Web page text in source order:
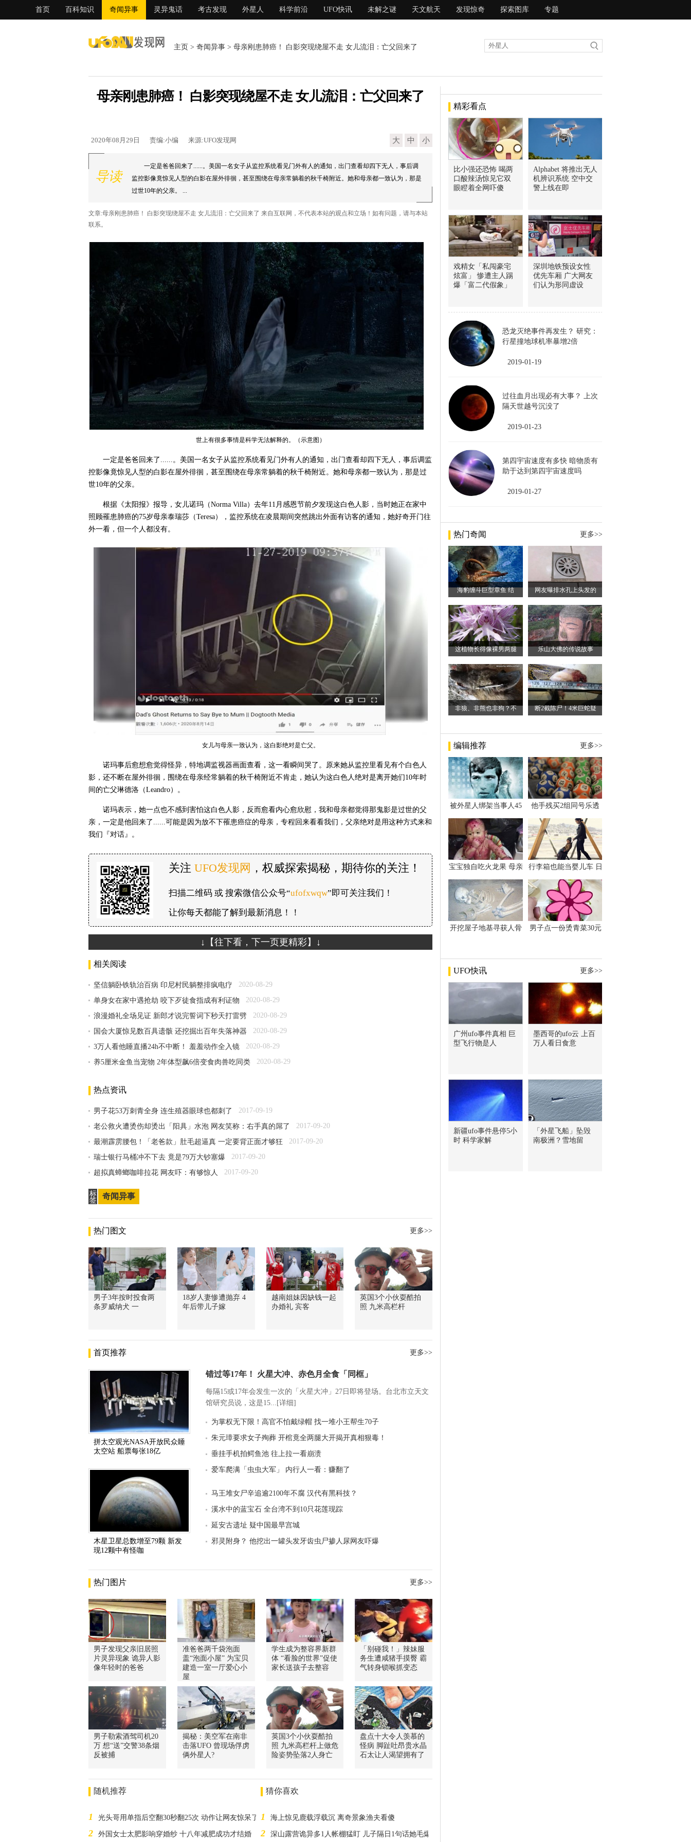
首页 百科知识 奇闻异事 灵异鬼话 考古发现 外星人 科学前沿 UFO快讯 未解之谜 天文航天 发现惊奇 探索图库 专题
主页 > 奇闻异事 > 母亲刚患肺癌！ 白影突现绕屋不走 女儿流泪：亡父回来了
母亲刚患肺癌！ 白影突现绕屋不走 女儿流泪：亡父回来了
2020年08月29日 责编:小编 来源:UFO发现网 大 中 小
导读
一定是爸爸回来了......。美国一名女子从监控系统看见门外有人的通知，出门查看却四下无人，事后调
监控影像竟惊见人型的白影在屋外徘徊，甚至围绕在母亲常躺着的秋千椅附近。她和母亲都一致认为，那是
过世10年的父亲。 ...
文章:母亲刚患肺癌！ 白影突现绕屋不走 女儿流泪：亡父回来了 来自互联网，不代表本站的观点和立场！如有问题，请与本站
联系。
世上有很多事情是科学无法解释的。（示意图）
一定是爸爸回来了......。美国一名女子从监控系统看见门外有人的通知，出门查看却四下无人，事后调监
控影像竟惊见人型的白影在屋外徘徊，甚至围绕在母亲常躺着的秋千椅附近。她和母亲都一致认为，那是过
世10年的父亲。
根据《太阳报》报导，女儿诺玛（Norma Villa）去年11月感恩节前夕发现这白色人影，当时她正在家中
照顾罹患肺癌的75岁母亲泰瑞莎（Teresa），监控系统在凌晨期间突然跳出外面有访客的通知，她好奇开门往
外一看，但一个人都没有。
女儿与母亲一致认为，这白影绝对是亡父。
诺玛事后愈想愈觉得怪异，特地调监视器画面查看，这一看瞬间哭了。原来她从监控里看见有个白色人
影，还不断在屋外徘徊，围绕在母亲经常躺着的秋千椅附近不肯走，她认为这白色人绝对是离开她们10年时
间的亡父琳德洛（Leandro）。
诺玛表示，她一点也不感到害怕这白色人影，反而愈看内心愈欣慰，我和母亲都觉得那鬼影是过世的父
亲，一定是他回来了......可能是因为放不下罹患癌症的母亲，专程回来看看我们，父亲绝对是用这种方式来和
我们『对话』。
关注 UFO发现网 ，权威探索揭秘，期待你的关注！
扫描二维码 或 搜索微信公众号“ufofxwqw”即可关注我们！
让你每天都能了解到最新消息！！
↓【往下看，下一页更精彩】↓
相关阅读
坚信躺卧铁轨治百病 印尼村民躺整排疯电疗 2020-08-29
单身女在家中遇抢劫 咬下歹徒食指成有利证物 2020-08-29
浪漫婚礼全场见证 新郎才说完誓词下秒天打雷劈 2020-08-29
国会大厦惊见数百具遗骸 还挖掘出百年失落神器 2020-08-29
3万人看他睡直播24h不中断！ 羞羞动作全入镜 2020-08-29
养5厘米金鱼当宠物 2年体型飙6倍变食肉兽吃同类 2020-08-29
热点资讯
男子花53万刺青全身 连生殖器眼球也都刺了 2017-09-19
老公救火遭烫伤却烫出「阳具」水泡 网友笑称：右手真的屌了 2017-09-20
最潮霹雳腰包！「老爸款」肚毛超逼真 一定要背正面才够狂 2017-09-20
瑞士银行马桶冲不下去 竟是79万大钞塞爆 2017-09-20
超拟真蟑螂咖啡拉花 网友吓：有够惊人 2017-09-20
标
签
奇闻异事
热门图文 更多>>
男子3年按时投食两
条罗威纳犬 一
18岁人妻惨遭抛弃 4
年后带儿子嫁
越南姐妹因缺钱一起
办婚礼 宾客
英国3个小伙耍酷拍
照 九米高栏杆
首页推荐 更多>>
拼太空观光NASA开放民众睡
太空站 船票每张18亿
木星卫星总数增至79颗 新发
现12颗中有怪咖
错过等17年！ 火星大冲、赤色月全食「同框」
每隔15或17年会发生一次的「火星大冲」27日即将登场。台北市立天文
馆研究员说，这是15...[详细]
为掌权无下限！高官不怕戴绿帽 找一堆小王帮生70子
朱元璋要求女子殉葬 开棺竟全两腿大开揭开真相狠毒！
垂挂手机拍鳄鱼池 往上拉一看崩溃
爱车爬满「虫虫大军」 内行人一看：赚翻了
马王堆女尸辛追逾2100年不腐 汉代有黑科技？
溪水中的蓝宝石 全台湾不到10只花莲现踪
延安古遗址 疑中国最早宫城
邪灵附身？ 他挖出一罐头发牙齿虫尸掺人尿网友吓爆
热门图片 更多>>
男子发现父亲旧居照
片灵异现象 诡异人影
像年轻时的爸爸
准爸爸两千袋泡面
盖“泡面小屋” 为宝贝
建造一室一厅爱心小
屋
学生成为整容界新群
体 “看脸的世界”促使
家长送孩子去整容
「别碰我！」辣妹服
务生遭咸猪手摸臀 霸
气转身锁喉抓变态
男子勒索酒驾司机20
万 想“送”交警38条烟
反被捕
揭秘：美空军在南非
击落UFO 曾现场俘虏
俩外星人?
英国3个小伙耍酷拍
照 九米高栏杆上做危
险姿势坠落2人身亡
盘点十大令人羡慕的
怪病 脚趾吐昂贵水晶
石太让人渴望拥有了
随机推荐
1 光头哥用单指后空翻30秒翻25次 动作让网友惊呆了
2 外国女士太肥影响穿婚纱 十八年减肥成功才结婚
猜你喜欢
1 海上惊见鹿载浮载沉 离奇景象渔夫看傻
2 深山露营诡异多1人帐棚猛盯 儿子隔日1句话她毛爆
精彩看点
比小强还恐怖 喝两
口酸辣汤惊见它双
眼瞪着全网吓傻
Alphabet 将推出无人
机辨识系统 空中交
警上线在即
戏精女「私闯豪宅
炫富」 惨遭主人踢
爆「富二代假象」
深圳地铁预设女性
优先车厢 广大网友
们认为形同虚设
恐龙灭绝事件再发生？ 研究：
行星撞地球机率暴增2倍
2019-01-19
过往血月出现必有大事？ 上次
隔天世越号沉没了
2019-01-23
第四宇宙速度有多快 暗物质有
助于达到第四宇宙速度吗
2019-01-27
热门奇闻 更多>>
海豹缠斗巨型章鱼 结 网友曝排水孔上头发的
这植物长得像裸男两腿 乐山大佛的传说故事
非狼、非熊也非狗？不 断2截陈尸！4米巨蛇疑
编辑推荐 更多>>
被外星人绑架当事人45
斯卡古拉事件
他手残买2组同号乐透
万
宝宝独自吃火龙果 母亲
行李箱也能当婴儿车 日
开挖屋子地基寻获人骨
男子点一份烫青菜30元
UFO快讯 更多>>
广州ufo事件真相 巨
型飞行物是人
墨西哥的ufo云 上百
万人看日食意
新疆ufo事件悬停5小
时 科学家解
「外星飞船」坠毁
南极洲？雪地留